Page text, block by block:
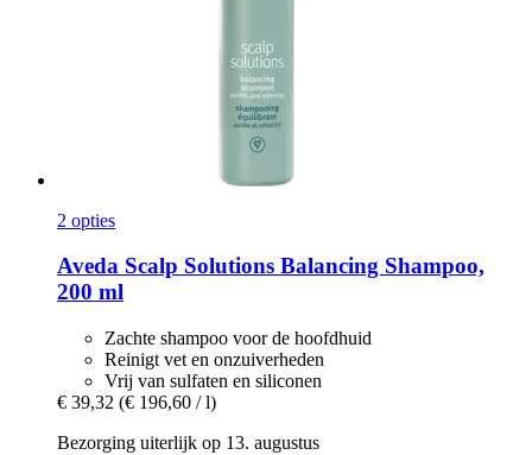
2 opties
Aveda Scalp Solutions Balancing Shampoo,
200 ml
Zachte shampoo voor de hoofdhuid
Reinigt vet en onzuiverheden
Vrij van sulfaten en siliconen
€ 39,32 (€ 196,60 / l)
Bezorging uiterlijk op 13. augustus